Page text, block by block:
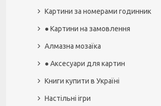
Картини за номерами годинник
● Картини на замовлення
Алмазна мозаїка
● Аксесуари для картин
Книги купити в Україні
Настільні ігри